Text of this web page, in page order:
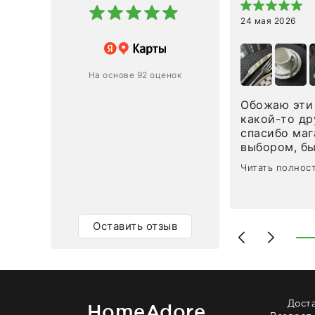
На основе 92 оценок
Оставить отзыв
магазину за оперативную
приехал ко мне целым и
24 мая 2026
Обожаю эти
какой-то
спасибо
выбором,
сервисом.
чайные
доставили
торжеству.
Читать